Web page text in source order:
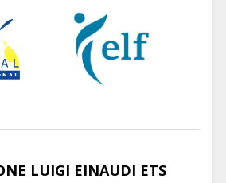
LUIGI EINAUDI ETS